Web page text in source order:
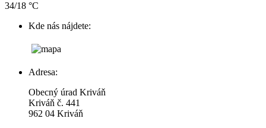
34/18 °C
Kde nás nájdete:
Adresa:
Obecný úrad Kriváň
Kriváň č. 441
962 04 Kriváň